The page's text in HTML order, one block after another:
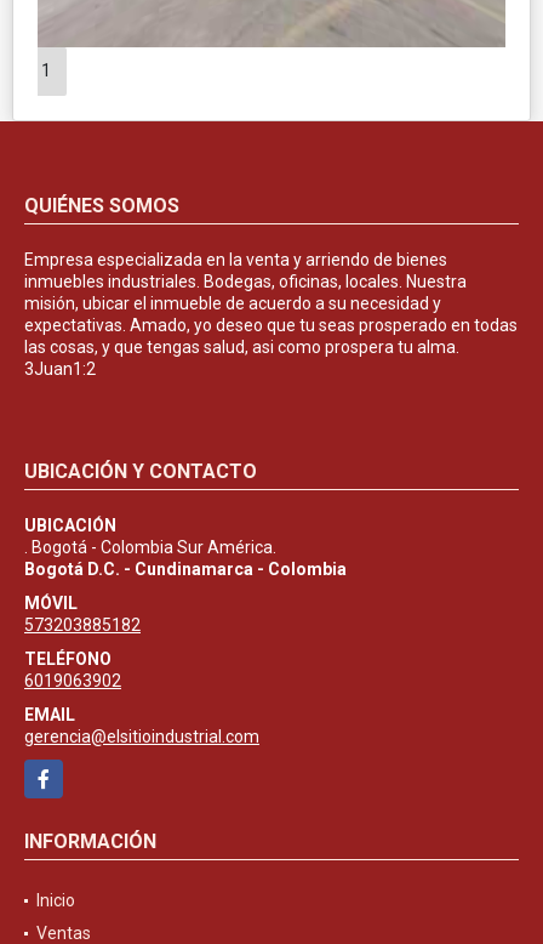
1
QUIÉNES SOMOS
Empresa especializada en la venta y arriendo de bienes
inmuebles industriales. Bodegas, oficinas, locales. Nuestra
misión, ubicar el inmueble de acuerdo a su necesidad y
expectativas. Amado, yo deseo que tu seas prosperado en todas
las cosas, y que tengas salud, asi como prospera tu alma.
3Juan1:2
UBICACIÓN Y CONTACTO
UBICACIÓN
. Bogotá - Colombia Sur América.
Bogotá D.C. - Cundinamarca - Colombia
MÓVIL
573203885182
TELÉFONO
6019063902
EMAIL
gerencia@elsitioindustrial.com
Facebook
INFORMACIÓN
Inicio
Ventas